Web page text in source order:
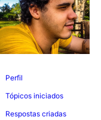
Perfil
Tópicos iniciados
Respostas criadas